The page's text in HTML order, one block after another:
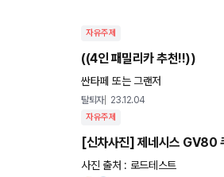
자유주제
((4인 패밀리카 추천!!))
싼타페 또는 그랜저
탈퇴자 23.12.04
자유주제
[신차사진] 제네시스 GV80
사진 출처 : 로드테스트